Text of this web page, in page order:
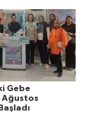
Gebe
Ağustos